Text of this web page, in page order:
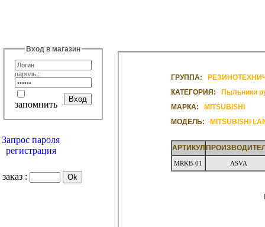
Вход в магазин
пароль :
запомнить
Запрос пароля
регистрация
заказ :
ГРУППА:
КАТЕГОРИЯ:
Пыльники
МАРКА:
MITSUBISHI
МОДЕЛЬ:
MITSUBISHI
АРТИКУЛ
MRKB-01 ASVA